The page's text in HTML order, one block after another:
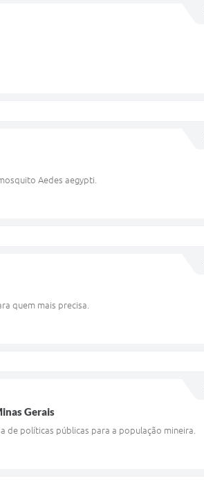
Aedes aegypti.
quem mais precisa.
Gerais
de políticas públicas para a população mineira.